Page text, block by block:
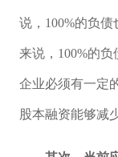
说，100%的负
来说，100%的
企业必须有一定
股本融资能够减